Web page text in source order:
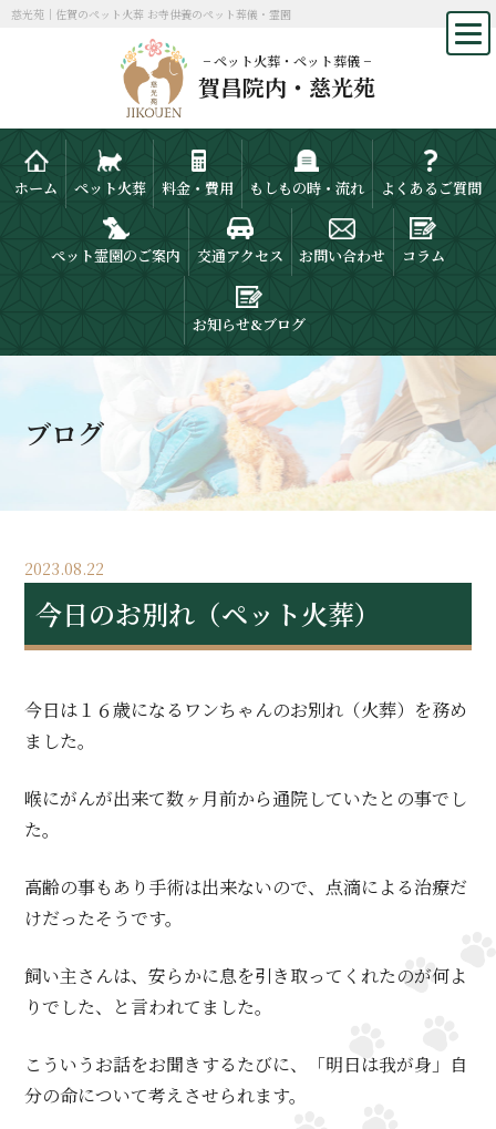
慈光苑｜佐賀のペット火葬 お寺供養のペット葬儀・霊園
− ペット火葬・ペット葬儀 −
賀昌院内・慈光苑
ホーム ペット火葬 料金・費用 もしもの時・流れ よくあるご質問
ペット霊園のご案内 交通アクセス お問い合わせ コラム
お知らせ&ブログ
ブログ
2023.08.22
今日のお別れ（ペット火葬）
今日は１６歳になるワンちゃんのお別れ（火葬）を務め
ました。
喉にがんが出来て数ヶ月前から通院していたとの事でし
た。
高齢の事もあり手術は出来ないので、点滴による治療だ
けだったそうです。
飼い主さんは、安らかに息を引き取ってくれたのが何よ
りでした、と言われてました。
こういうお話をお聞きするたびに、「明日は我が身」自
分の命について考えさせられます。